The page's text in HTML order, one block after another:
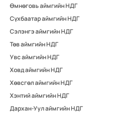
Өмнөговь аймгийн НДГ
Сүхбаатар аймгийн НДГ
Сэлэнгэ аймгийн НДГ
Төв аймгийн НДГ
Увс аймгийн НДГ
Ховд аймгийн НДГ
Хөвсгөл аймгийн НДГ
Хэнтий аймгийн НДГ
Дархан-Уул аймгийн НДГ